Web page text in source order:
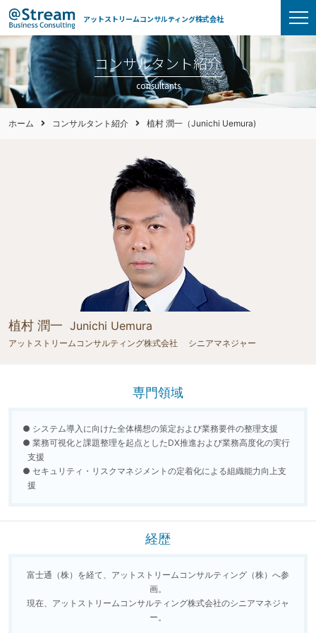
アットストリームコンサルティング株式会社
コンサルタント紹介
consultants
ホーム コンサルタント紹介 植村 潤一（Junichi Uemura)
植村 潤一 Junichi Uemura
アットストリームコンサルティング株式会社 シニアマネジャー
専門領域
● システム導入に向けた全体構想の策定および業務要件の整理支援
● 業務可視化と課題整理を起点としたDX推進および業務高度化の実行
支援
● セキュリティ・リスクマネジメントの定着化による組織能力向上支
援
経歴
富士通（株）を経て、アットストリームコンサルティング（株）へ参
画。
現在、アットストリームコンサルティング株式会社のシニアマネジャ
ー。